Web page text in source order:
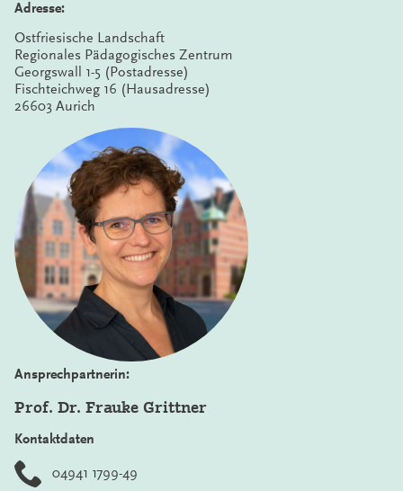
Adresse:
Ostfriesische Landschaft
Regionales Pädagogisches Zentrum
Georgswall 1-5 (Postadresse)
Fischteichweg 16 (Hausadresse)
26603 Aurich
Ansprechpartnerin:
Prof. Dr. Frauke Grittner
Kontaktdaten
04941 1799-49